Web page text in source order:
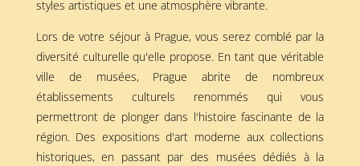
styles artistiques et une atmosphère vibrante.
Lors de votre séjour à Prague, vous serez comblé par la
diversité culturelle qu'elle propose. En tant que véritable
ville de musées, Prague abrite de nombreux
établissements culturels renommés qui vous
permettront de plonger dans l'histoire fascinante de la
région. Des expositions d'art moderne aux collections
historiques, en passant par des musées dédiés à la